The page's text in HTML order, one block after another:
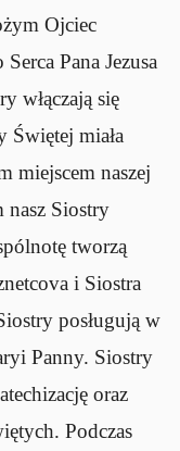
Ojciec
Pana Jezusa
włączają się
Świętej miała
miejscem naszej
nasz Siostry
tworzą
i Siostra
posługują w
Panny. Siostry
oraz
Podczas